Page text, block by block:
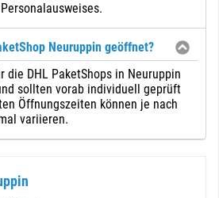
Neuruppin geöffnet?
die DHL PaketShops in Neuruppin
sollten vorab individuell geprüft
Öffnungszeiten können je nach
variieren.